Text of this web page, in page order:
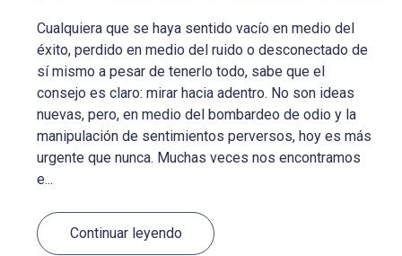
Cualquiera que se haya sentido vacío en medio del
éxito, perdido en medio del ruido o desconectado de
sí mismo a pesar de tenerlo todo, sabe que el
consejo es claro: mirar hacia adentro. No son ideas
nuevas, pero, en medio del bombardeo de odio y la
manipulación de sentimientos perversos, hoy es más
urgente que nunca. Muchas veces nos encontramos
e...
Continuar leyendo